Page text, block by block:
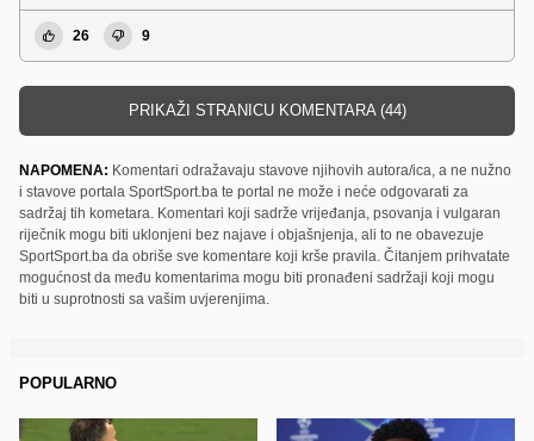
26 9
PRIKAŽI STRANICU KOMENTARA (44)
NAPOMENA: Komentari odražavaju stavove njihovih autora/ica, a ne nužno
i stavove portala SportSport.ba te portal ne može i neće odgovarati za
sadržaj tih kometara. Komentari koji sadrže vrijeđanja, psovanja i vulgaran
riječnik mogu biti uklonjeni bez najave i objašnjenja, ali to ne obavezuje
SportSport.ba da obriše sve komentare koji krše pravila. Čitanjem prihvatate
mogućnost da među komentarima mogu biti pronađeni sadržaji koji mogu
biti u suprotnosti sa vašim uvjerenjima.
POPULARNO